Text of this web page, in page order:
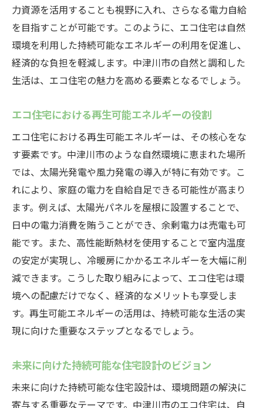
力資源を活用することも視野に入れ、さらなる電力自給
を目指すことが可能です。このように、エコ住宅は自然
環境を利用した持続可能なエネルギーの利用を促進し、
経済的な負担を軽減します。中津川市の自然と調和した
生活は、エコ住宅の魅力を高める要素となるでしょう。
エコ住宅における再生可能エネルギーの役割
エコ住宅における再生可能エネルギーは、その核心をな
す要素です。中津川市のような自然環境に恵まれた場所
では、太陽光発電や風力発電の導入が特に有効です。こ
れにより、家庭の電力を自給自足できる可能性が高まり
ます。例えば、太陽光パネルを屋根に設置することで、
日中の電力消費を賄うことができ、余剰電力は売電も可
能です。また、高性能断熱材を使用することで室内温度
の安定が実現し、冷暖房にかかるエネルギーを大幅に削
減できます。こうした取り組みによって、エコ住宅は環
境への配慮だけでなく、経済的なメリットも享受しま
す。再生可能エネルギーの活用は、持続可能な生活の実
現に向けた重要なステップとなるでしょう。
未来に向けた持続可能な住宅設計のビジョン
未来に向けた持続可能な住宅設計は、環境問題の解決に
寄与する重要なテーマです。中津川市のエコ住宅は、自